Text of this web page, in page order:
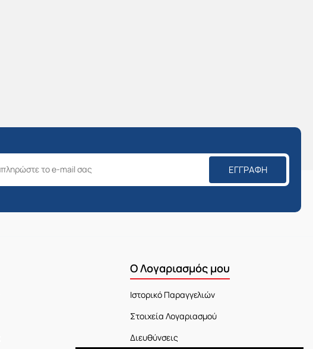
ΕΓΓΡΑΦΉ
Ο Λογαριασμός μου
Ιστορικό Παραγγελιών
Στοιχεία Λογαριασμού
Διευθύνσεις